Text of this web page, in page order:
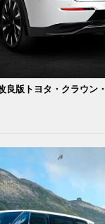
良版トヨタ・クラウン